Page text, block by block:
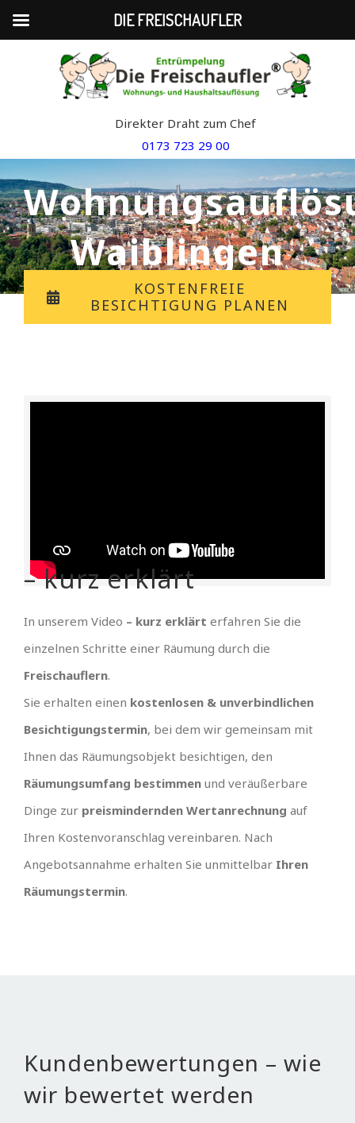
Direkter Draht zum Chef
0173 723 29 00
Waiblingen
KOSTENFREIE
BESICHTIGUNG PLANEN
– kurz erklärt
In unserem Video – kurz erklärt erfahren Sie die
einzelnen Schritte einer Räumung durch die
Freischauflern.
Sie erhalten einen kostenlosen & unverbindlichen
Besichtigungstermin, bei dem wir gemeinsam mit
Ihnen das Räumungsobjekt besichtigen, den
Räumungsumfang bestimmen und veräußerbare
Dinge zur preismindernden Wertanrechnung auf
Ihren Kostenvoranschlag vereinbaren. Nach
Angebotsannahme erhalten Sie unmittelbar Ihren
Räumungstermin.
Kundenbewertungen – wie
wir bewertet werden
DIE FREISCHAUFLER